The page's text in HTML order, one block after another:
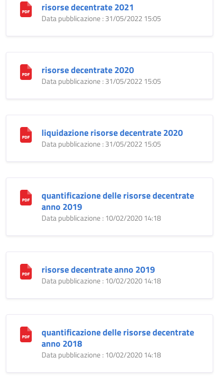
risorse decentrate 2021
Data pubblicazione : 31/05/2022 15:05
risorse decentrate 2020
Data pubblicazione : 31/05/2022 15:05
liquidazione risorse decentrate 2020
Data pubblicazione : 31/05/2022 15:05
quantificazione delle risorse decentrate
anno 2019
Data pubblicazione : 10/02/2020 14:18
risorse decentrate anno 2019
Data pubblicazione : 10/02/2020 14:18
quantificazione delle risorse decentrate
anno 2018
Data pubblicazione : 10/02/2020 14:18